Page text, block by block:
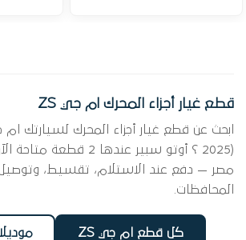
قطع غيار أجزاء المحرك ام جي ZS
2025) ؟ أوتو سبير عندها 2
مصر — دفع عند الاستلام، تقسيط،
المحافظات.
كل قطع ام جي ZS